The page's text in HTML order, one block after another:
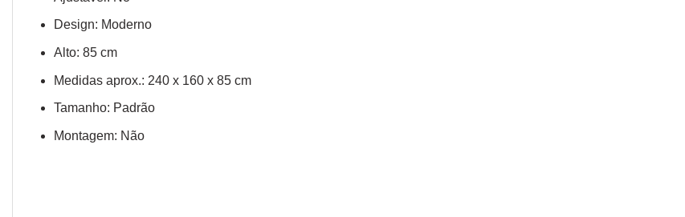
Design: Moderno
Alto: 85 cm
Medidas aprox.: 240 x 160 x 85 cm
Tamanho: Padrão
Montagem: Não